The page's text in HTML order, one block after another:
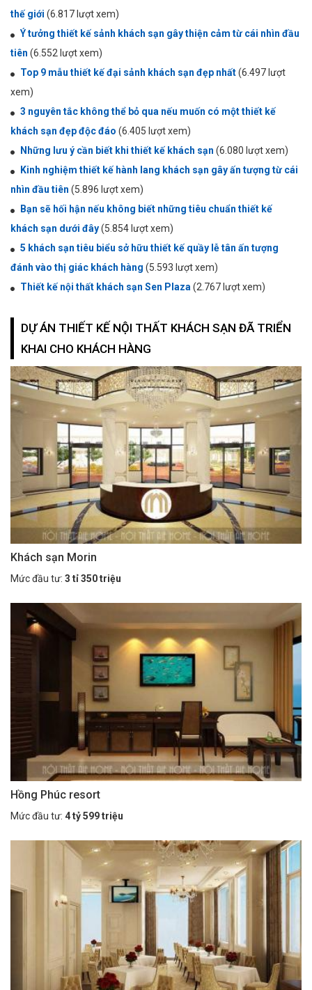
thế giới (6.817 lượt xem)
Ý tưởng thiết kế sảnh khách sạn gây thiện cảm từ cái nhìn đầu
tiên (6.552 lượt xem)
Top 9 mẫu thiết kế đại sảnh khách sạn đẹp nhất(6.497 lượt
xem)
3 nguyên tắc không thể bỏ qua nếu muốn có một thiết kế
khách sạn đẹp độc đáo (6.405 lượt xem)
Những lưu ý cần biết khi thiết kế khách sạn (6.080 lượt xem)
Kinh nghiệm thiết kế hành lang khách sạn gây ấn tượng từ cái
nhìn đầu tiên (5.896 lượt xem)
Bạn sẽ hối hận nếu không biết những tiêu chuẩn thiết kế
khách sạn dưới đây(5.854 lượt xem)
5 khách sạn tiêu biểu sở hữu thiết kế quầy lễ tân ấn tượng
đánh vào thị giác khách hàng (5.593 lượt xem)
Thiết kế nội thất khách sạn Sen Plaza (2.767 lượt xem)
DỰ ÁN THIẾT KẾ NỘI THẤT KHÁCH SẠN ĐÃ TRIỂN
KHAI CHO KHÁCH HÀNG
Khách sạn Morin
Mức đầu tư: 3 tỉ 350 triệu
Hồng Phúc resort
Mức đầu tư: 4 tỷ 599 triệu